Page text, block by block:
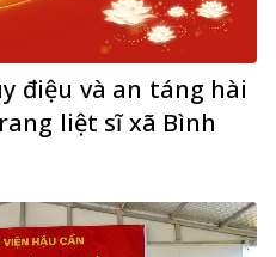
điệu và an táng hài
liệt sĩ xã Bình